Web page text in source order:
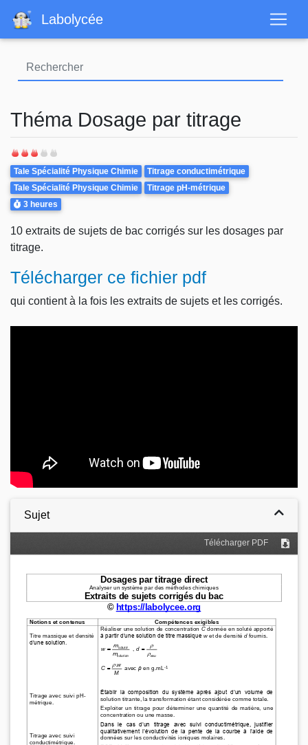
contenu
Labolycée
Théma Dosage par titrage
Theme
Tale Spécialité Physique Chimie
Titrage conductimétrique
Tale Spécialité Physique Chimie
Titrage pH-métrique
Durée
3 heures
10 extraits de sujets de bac corrigés sur les dosages par
titrage.
Télécharger ce fichier pdf
qui contient à la fois les extraits de sujets et les corrigés.
Sujet